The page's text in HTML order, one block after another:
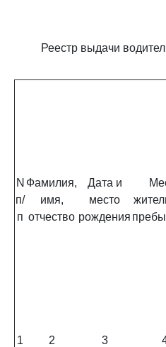
Реестр выдачи
N
п/
п
Фамилия,
имя,
отчество
Дата и
место
рождения
1 2 3